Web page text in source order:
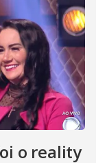
o reality